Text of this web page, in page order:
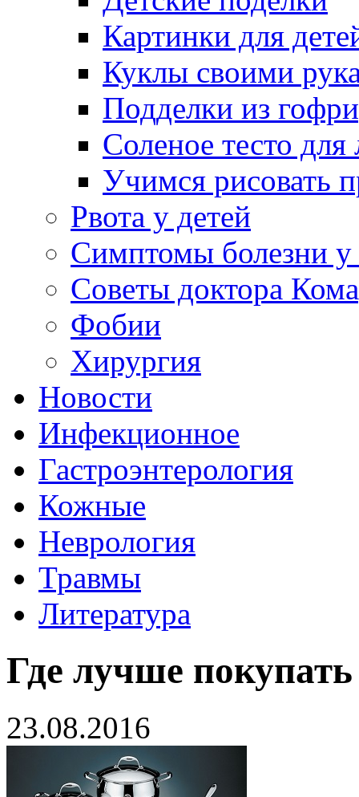
Картинки для
Куклы своими
Подделки из
Соленое тесто для
Учимся рисовать
Рвота у детей
Симптомы болезни у
Советы доктора
Фобии
Хирургия
Новости
Инфекционное
Гастроэнтерология
Кожные
Неврология
Травмы
Литература
Где лучше покупать
23.08.2016